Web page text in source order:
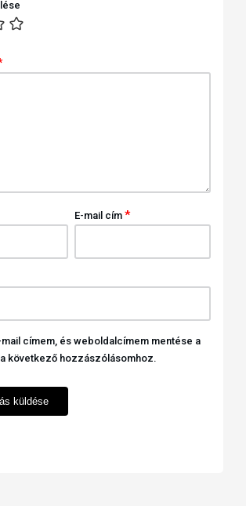
E-mail cím*
címem, és weboldalcímem mentése a
következő hozzászólásomhoz.